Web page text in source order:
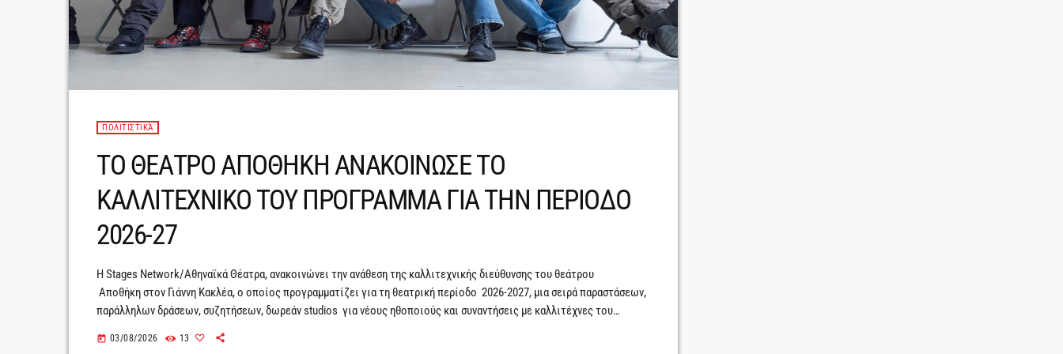
ΠΟΛΙΤΙΣΤΙΚΆ
TO ΘΕΑΤΡΟ ΑΠΟΘΗΚΗ ΑΝΑΚΟΙΝΩΣΕ ΤΟ
ΚΑΛΛΙΤΕΧΝΙΚΟ ΤΟΥ ΠΡΟΓΡΑΜΜΑ ΓΙΑ ΤΗΝ ΠΕΡΙΟΔΟ
2026-27
Η Stages Network/Αθηναϊκά Θέατρα, ανακοινώνει την ανάθεση της καλλιτεχνικής διεύθυνσης του θεάτρου
Αποθήκη στον Γιάννη Κακλέα, ο οποίος προγραμματίζει για τη θεατρική περίοδο 2026-2027, μια σειρά παραστάσεων,
παράλληλων δράσεων, συζητήσεων, δωρεάν studios για νέους ηθοποιούς και συναντήσεις με καλλιτέχνες του
εποικοδομητικό διάλογο πάνω σε βασικά ερωτήματα που αφορούν στις ανασφάλειες και στις προσδοκίες του
today 03/08/2026 13